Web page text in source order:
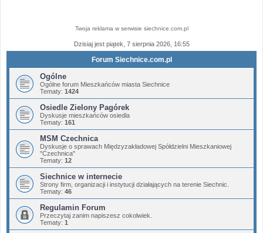
Twoja reklama w serwisie siechnice.com.pl
Dzisiaj jest piątek, 7 sierpnia 2026, 16:55
Forum Siechnice.com.pl
Ogólne
Ogólne forum Mieszkańców miasta Siechnice
Tematy: 1424
Osiedle Zielony Pagórek
Dyskusje mieszkańców osiedla
Tematy: 161
MSM Czechnica
Dyskusje o sprawach Międzyzakładowej Spółdzielni Mieszkaniowej
"Czechnica"
Tematy: 12
Siechnice w internecie
Strony firm, organizacji i instytucji działających na terenie Siechnic.
Tematy: 46
Regulamin Forum
Przeczytaj zanim napiszesz cokolwiek.
Tematy: 1